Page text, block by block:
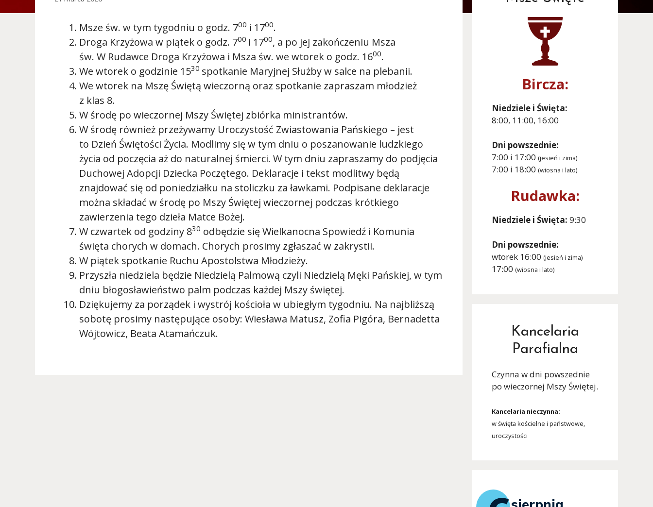
Msze św. w tym tygodniu o godz. 700 i 1700.
Droga Krzyżowa w piątek o godz. 700 i 1700, a po jej zakończeniu Msza
św. W Rudawce Droga Krzyżowa i Msza św. we wtorek o godz. 1600.
We wtorek o godzinie 1530 spotkanie Maryjnej Służby w salce na plebanii.
We wtorek na Mszę Świętą wieczorną oraz spotkanie zapraszam młodzież
z klas 8.
W środę po wieczornej Mszy Świętej zbiórka ministrantów.
W środę również przeżywamy Uroczystość Zwiastowania Pańskiego – jest
to Dzień Świętości Życia. Modlimy się w tym dniu o poszanowanie ludzkiego
życia od poczęcia aż do naturalnej śmierci. W tym dniu zapraszamy do podjęcia
Duchowej Adopcji Dziecka Poczętego. Deklaracje i tekst modlitwy będą
znajdować się od poniedziałku na stoliczku za ławkami. Podpisane deklaracje
można składać w środę po Mszy Świętej wieczornej podczas krótkiego
zawierzenia tego dzieła Matce Bożej.
W czwartek od godziny 830 odbędzie się Wielkanocna Spowiedź i Komunia
święta chorych w domach. Chorych prosimy zgłaszać w zakrystii.
W piątek spotkanie Ruchu Apostolstwa Młodzieży.
Przyszła niedziela będzie Niedzielą Palmową czyli Niedzielą Męki Pańskiej, w tym
dniu błogosławieństwo palm podczas każdej Mszy świętej.
Dziękujemy za porządek i wystrój kościoła w ubiegłym tygodniu. Na najbliższą
sobotę prosimy następujące osoby: Wiesława Matusz, Zofia Pigóra, Bernadetta
Wójtowicz, Beata Atamańczuk.
Bircza:
Niedziele i Święta:
8:00, 11:00, 16:00
Dni powszednie:
7:00 i 17:00 (jesień i zima)
7:00 i 18:00 (wiosna i lato)
Rudawka:
Niedziele i Święta: 9:30
Dni powszednie:
wtorek 16:00 (jesień i zima)
17:00 (wiosna i lato)
Kancelaria
Parafialna
Czynna w dni powszednie
po wieczornej Mszy Świętej.
Kancelaria nieczynna:
w święta kościelne i państwowe,
uroczystości